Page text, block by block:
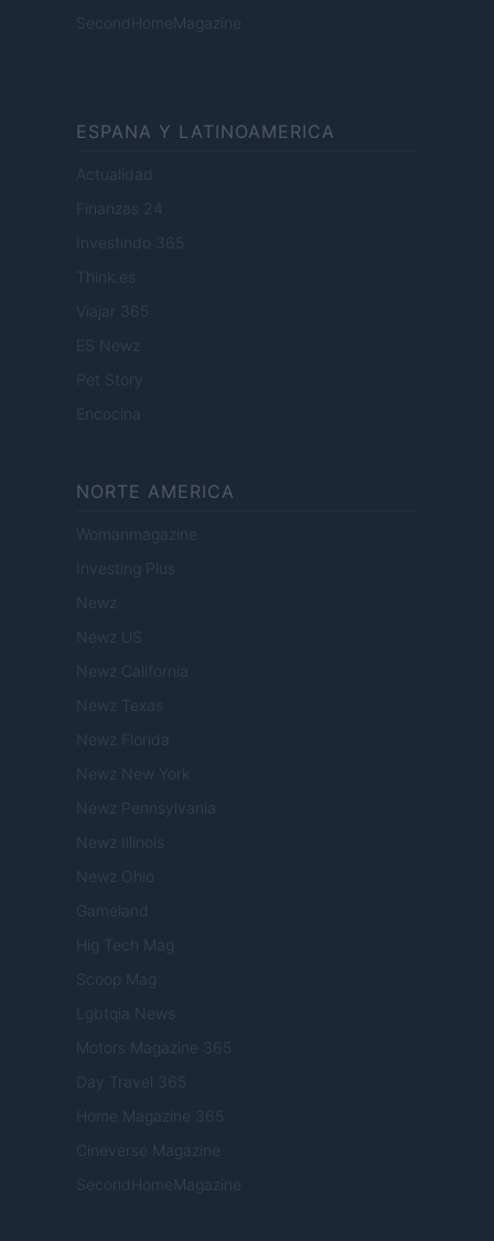
SecondHomeMagazine
ESPANA Y LATINOAMERICA
Actualidad
Finanzas 24
Investindo 365
Think.es
Viajar 365
ES Newz
Pet Story
Encocina
NORTE AMERICA
Womanmagazine
Investing Plus
Newz
Newz US
Newz California
Newz Texas
Newz Florida
Newz New York
Newz Pennsylvania
Newz Illinois
Newz Ohio
Gameland
Hig Tech Mag
Scoop Mag
Lgbtqia News
Motors Magazine 365
Day Travel 365
Home Magazine 365
Cineverse Magazine
SecondHomeMagazine